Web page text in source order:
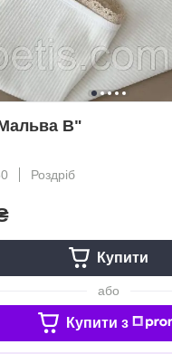
В"
Роздріб
Купити
або
Купити з